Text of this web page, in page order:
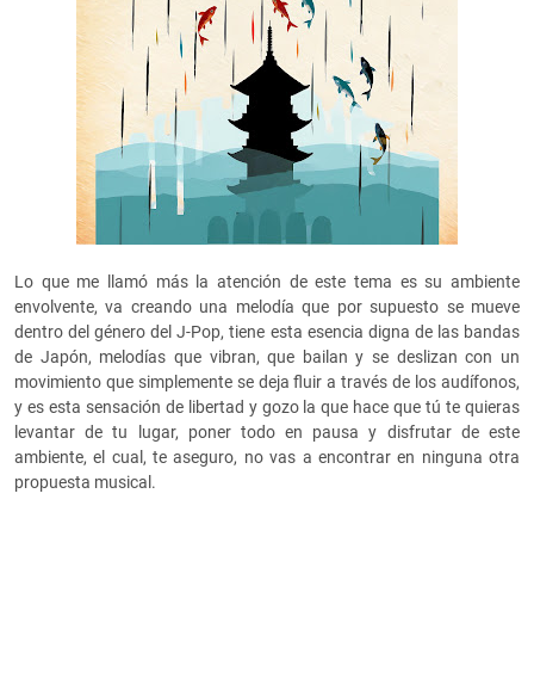
Lo que me llamó más la atención de este tema es su ambiente
envolvente, va creando una melodía que por supuesto se mueve
dentro del género del J-Pop, tiene esta esencia digna de las bandas
de Japón, melodías que vibran, que bailan y se deslizan con un
movimiento que simplemente se deja fluir a través de los audífonos,
y es esta sensación de libertad y gozo la que hace que tú te quieras
levantar de tu lugar, poner todo en pausa y disfrutar de este
ambiente, el cual, te aseguro, no vas a encontrar en ninguna otra
propuesta musical.